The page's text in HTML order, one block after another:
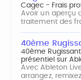
Cagec - Frais
Avoir un aperçu
traitement des
40ème
40ème
présentiel sur
Avec Ableton
arrangez,